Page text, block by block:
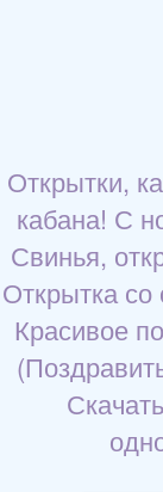
Открытки,
кабана! С
Свинья,
Открытка со
Красивое